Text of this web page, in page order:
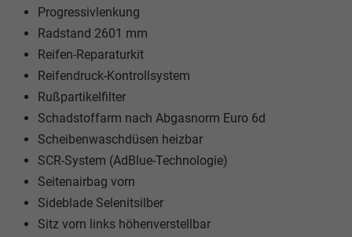
Progressivlenkung
Radstand 2601 mm
Reifen-Reparaturkit
Reifendruck-Kontrollsystem
Rußpartikelfilter
Schadstoffarm nach Abgasnorm Euro 6d
Scheibenwaschdüsen heizbar
SCR-System (AdBlue-Technologie)
Seitenairbag vorn
Sideblade Selenitsilber
Sitz vorn links höhenverstellbar